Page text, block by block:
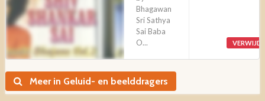
Bhagawan
Sri Sathya
Sai Baba
O...
Meer in Geluid- en beelddragers